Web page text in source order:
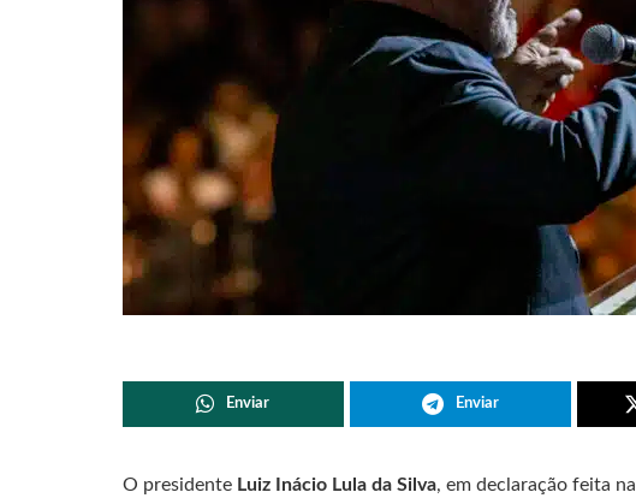
Enviar Enviar
O presidente Luiz Inácio Lula da Silva, em declaração feita na